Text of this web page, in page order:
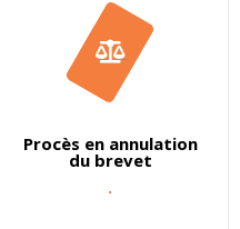
Procès en annulation
du brevet
.